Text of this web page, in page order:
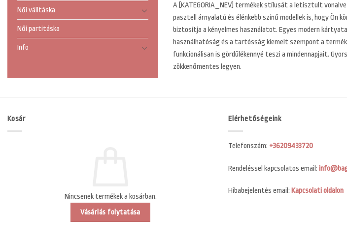
Női válltáska
Női partitáska
Info
A [KATEGORIA_NEV] termékek stílusát a letisztult
pasztell árnyalatú és élénkebb színű modellek is, hogy Ön
biztosítja a kényelmes használatot. Egyes modern
használhatóság és a tartósság kiemelt szempont a
funkcionálisan is gördülékennyé teszi a mindennapjait.
zökkenőmentes legyen.
Kosár
Nincsenek termékek a kosárban.
Vásárlás folytatása
Elérhetőségeink
Telefonszám: +36209433720
Rendeléssel kapcsolatos email:
Hibabejelentés email: Kapcsolati oldalon